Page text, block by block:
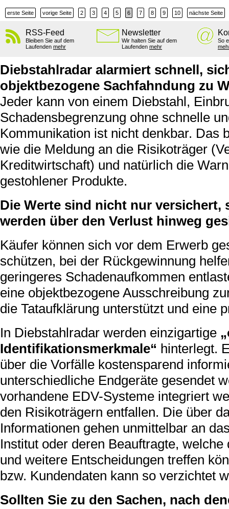
erste Seite vorige Seite 2 3 4 5 6 7 8 9 10 nächste Seite
RSS-Feed
Bleiben Sie auf dem
Laufenden mehr
Newsletter
Wir halten Sie auf dem
Laufenden mehr
So
Diebstahlradar alarmiert schnell,
objektbezogene Sachfahndung zu
Jeder kann von einem Diebstahl,
Schadensbegrenzung ohne schnelle
Kommunikation ist nicht denkbar. Das
wie die Meldung an die Risikoträger
Kreditwirtschaft) und natürlich die
gestohlener Produkte.
Die Werte sind nicht nur
werden über den Verlust hinweg
Käufer können sich vor dem Erwerb
schützen, bei der Rückgewinnung
geringeres Schadenaufkommen
eine objektbezogene Ausschreibung
die Tataufklärung unterstützt und eine
In Diebstahlradar werden einzigartige
Identifikationsmerkmale“ hinterlegt.
über die Vorfälle kostensparend
unterschiedliche Endgeräte gesendet
vorhandene EDV-Systeme integriert
den Risikoträgern entfallen. Die über
Informationen gehen unmittelbar an
Institut oder deren Beauftragte,
und weitere Entscheidungen treffen
bzw. Kundendaten kann so verzichtet
Sollten Sie zu den Sachen, nach